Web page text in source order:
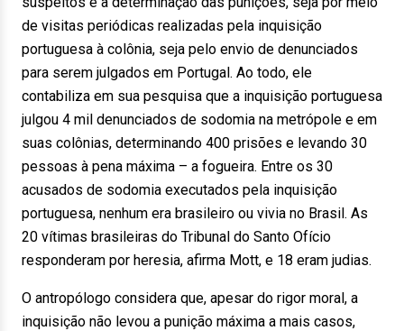
de visitas periódicas realizadas pela inquisição
portuguesa à colônia, seja pelo envio de denunciados
para serem julgados em Portugal. Ao todo, ele
contabiliza em sua pesquisa que a inquisição portuguesa
julgou 4 mil denunciados de sodomia na metrópole e em
suas colônias, determinando 400 prisões e levando 30
pessoas à pena máxima – a fogueira. Entre os 30
acusados de sodomia executados pela inquisição
portuguesa, nenhum era brasileiro ou vivia no Brasil. As
20 vítimas brasileiras do Tribunal do Santo Ofício
responderam por heresia, afirma Mott, e 18 eram judias.
O antropólogo considera que, apesar do rigor moral, a
inquisição não levou a punição máxima a mais casos,